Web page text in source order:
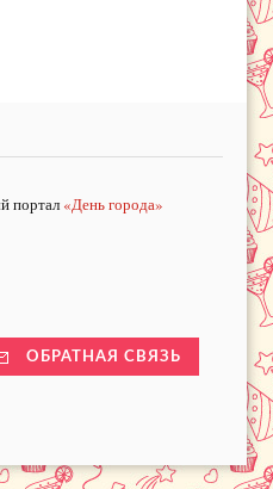
портал «День города»
ОБРАТНАЯ СВЯЗЬ